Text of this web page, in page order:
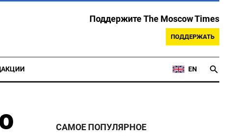
Поддержите The Moscow Times
ПОДДЕРЖАТЬ
EN
САМОЕ ПОПУЛЯРНОЕ